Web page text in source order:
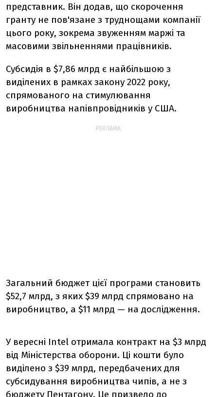
представник. Він додав, що скорочення
гранту не пов'язане з труднощами компанії
цього року, зокрема звуженням маржі та
масовими звільненнями працівників.
Субсидія в $7,86 млрд є найбільшою з
виділених в рамках закону 2022 року,
спрямованого на стимулювання
виробництва напівпровідників у США.
РЕКЛАМА:
Загальний бюджет цієї програми становить
$52,7 млрд, з яких $39 млрд спрямовано на
виробництво, а $11 млрд — на дослідження.
У вересні Intel отримала контракт на $3 млрд
від Міністерства оборони. Ці кошти було
виділено з $39 млрд, передбачених для
субсидування виробництва чипів, а не з
бюджету Пентагону. Це призвело до